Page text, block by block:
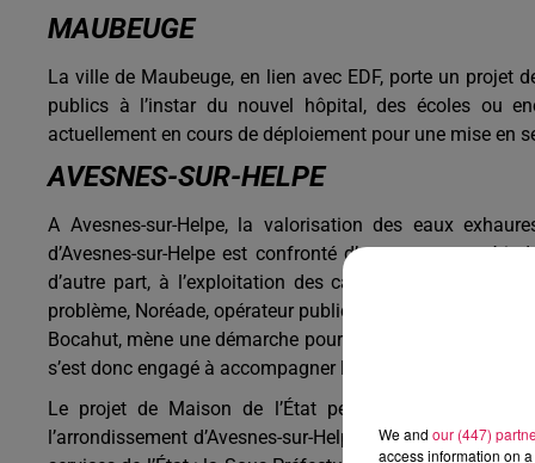
MAUBEUGE
La ville de Maubeuge, en lien avec EDF, porte un projet
publics à l’instar du nouvel hôpital, des écoles ou
actuellement en cours de déploiement pour une mise en
AVESNES-SUR-HELPE
A Avesnes-sur-Helpe, la valorisation des eaux
d’Avesnes-sur-Helpe est confronté d’une part aux
d’autre part, à l’exploitation des carrières qui génère
problème, Noréade, opérateur public de production et de
Bocahut, mène une démarche pour valoriser l’eau
s’est donc engagé à accompagner l’opérateur dans la
Le projet de Maison de l’État permettra de conforter
l’arrondissement d’Avesnes-sur-Helpe. La Maison de
We and our (447)
access information on